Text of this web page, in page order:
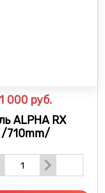
1 000 руб.
ALPHA RX
/710mm/